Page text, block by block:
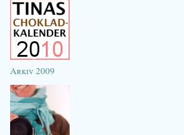
Arkiv 2009